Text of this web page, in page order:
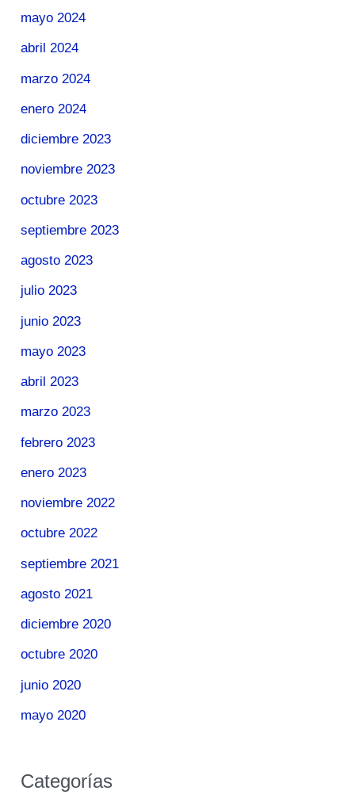
mayo 2024
abril 2024
marzo 2024
enero 2024
diciembre 2023
noviembre 2023
octubre 2023
septiembre 2023
agosto 2023
julio 2023
junio 2023
mayo 2023
abril 2023
marzo 2023
febrero 2023
enero 2023
noviembre 2022
octubre 2022
septiembre 2021
agosto 2021
diciembre 2020
octubre 2020
junio 2020
mayo 2020
Categorías